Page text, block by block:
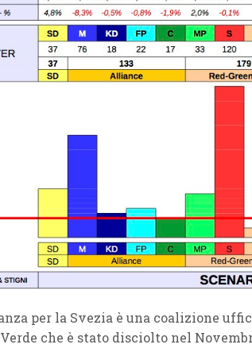
per la Svezia è una coalizione
che è stato disciolto nel